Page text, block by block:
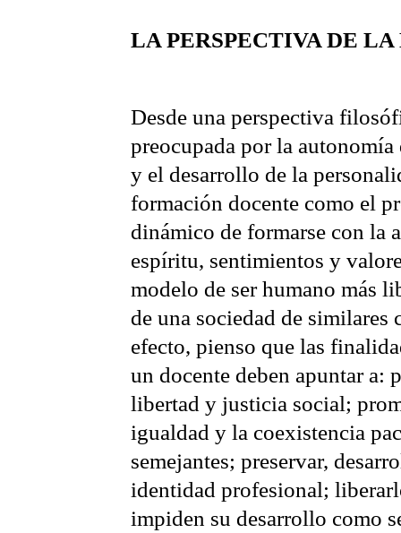
LA PERSPECTIVA DE
Desde una perspectiva
preocupada por la
y el desarrollo de la
formación docente como el
dinámico de formarse con la
espíritu, sentimientos y
modelo de ser humano más
de una sociedad de similares
efecto, pienso que las
un docente deben apuntar a:
libertad y justicia social;
igualdad y la coexistencia
semejantes; preservar,
identidad profesional;
impiden su desarrollo como